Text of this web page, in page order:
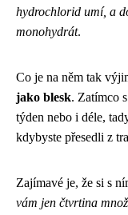
hydrochlorid umí, a
monohydrát.
Co je na něm tak
jako blesk. Zatímco
týden nebo i déle,
kdybyste přesedli z
Zajímavé je, že si s
vám jen čtvrtina